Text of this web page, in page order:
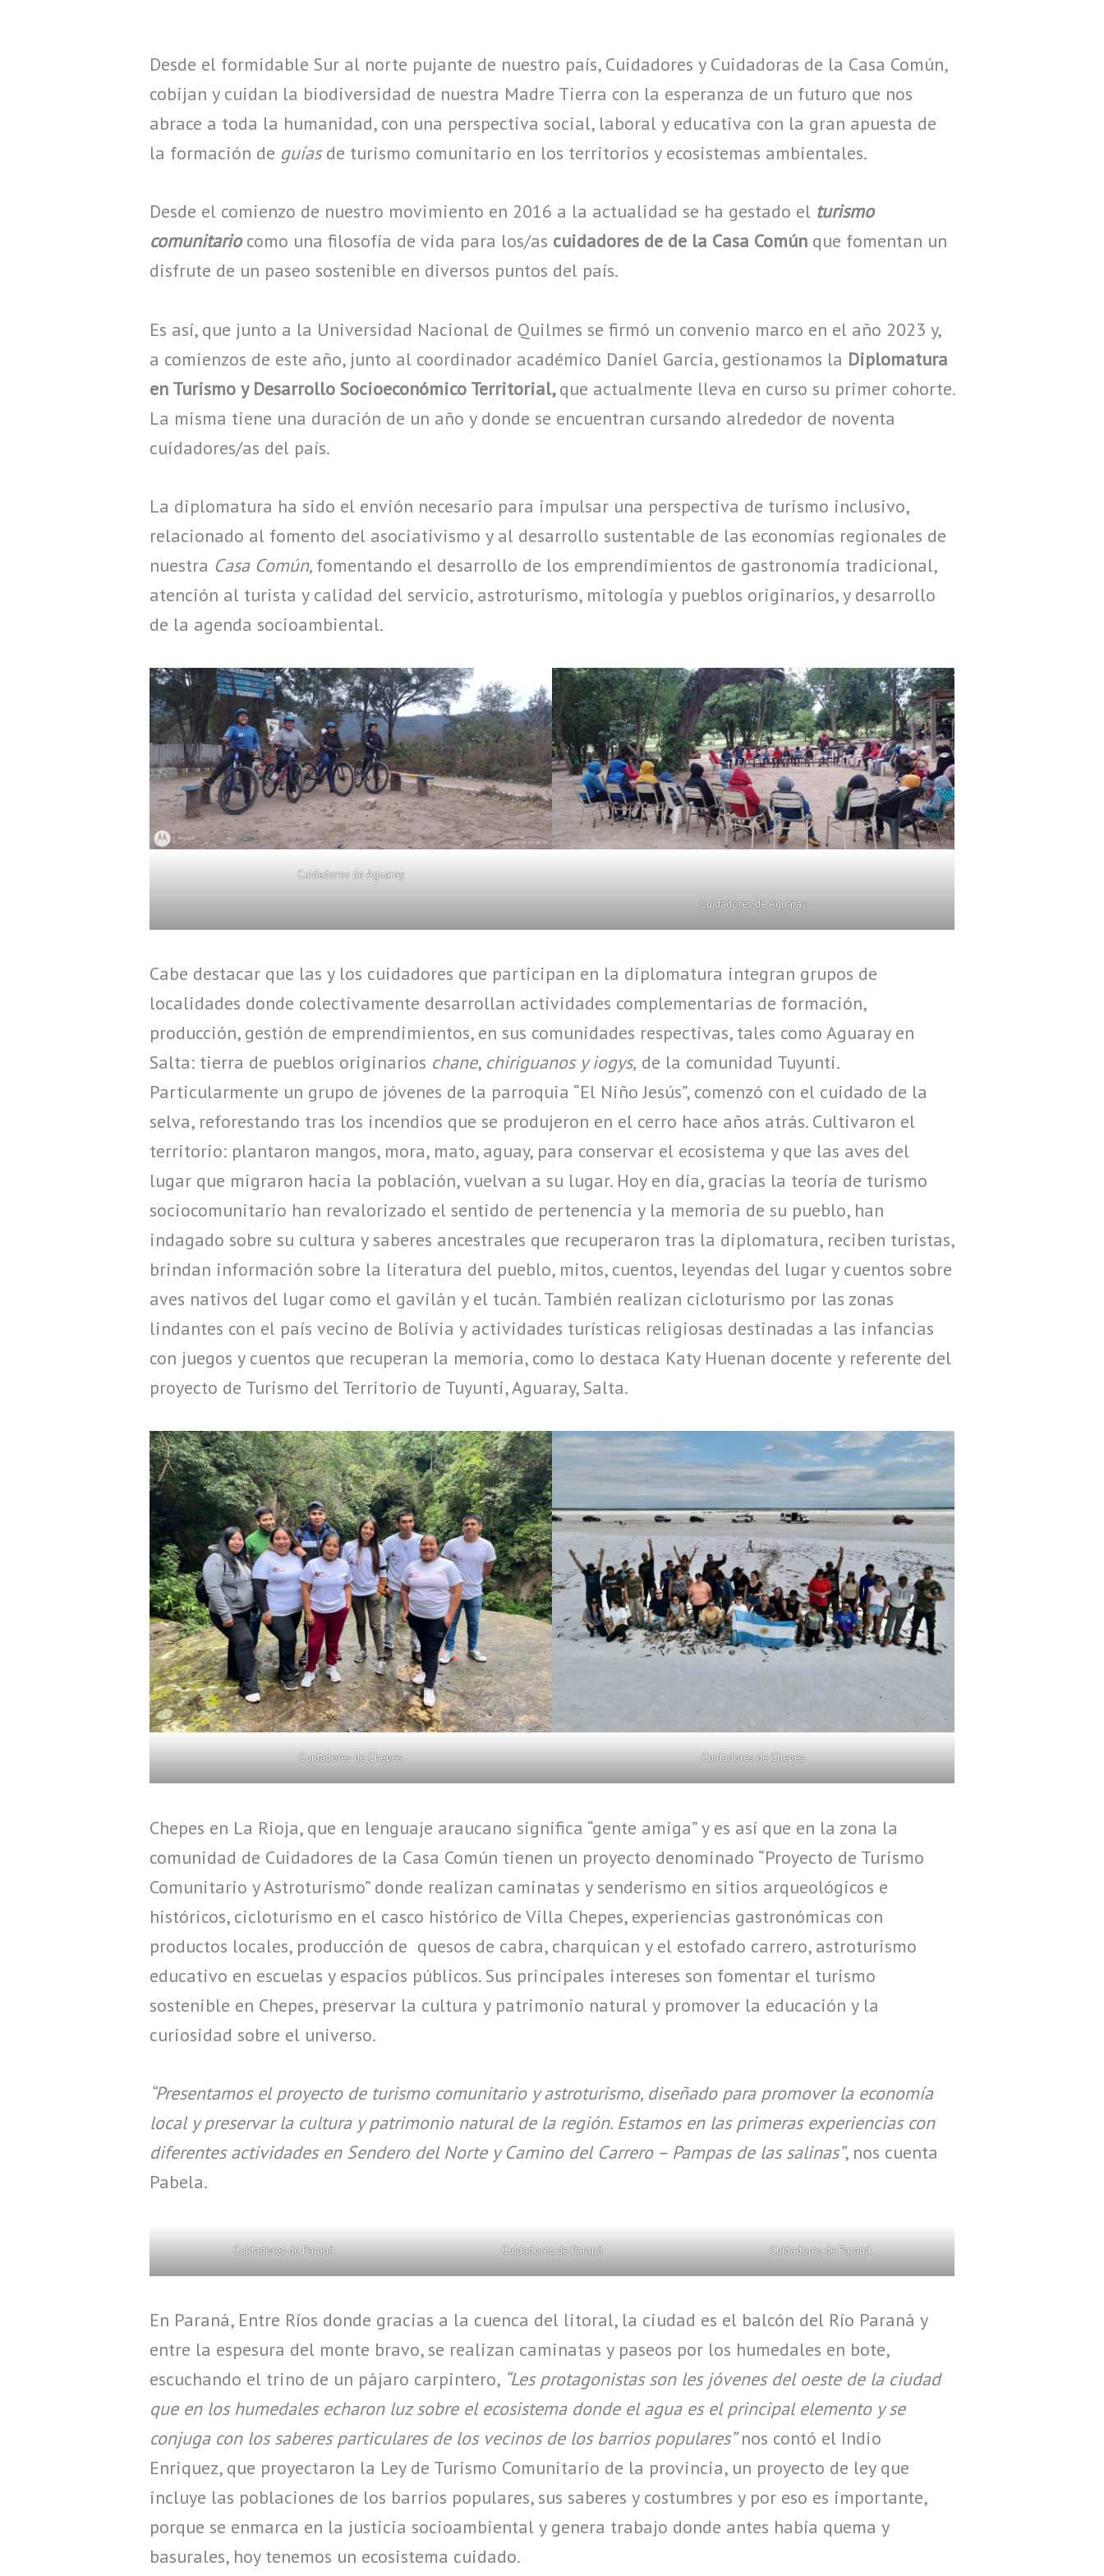
Desde el formidable Sur al norte pujante de nuestro país, Cuidadores y Cuidadoras de la Casa Común,
cobijan y cuidan la biodiversidad de nuestra Madre Tierra con la esperanza de un futuro que nos
abrace a toda la humanidad, con una perspectiva social, laboral y educativa con la gran apuesta de
la formación de guíasde turismo comunitario en los territorios y ecosistemas ambientales.
Desde el comienzo de nuestro movimiento en 2016 a la actualidad se ha gestado el turismo
comunitariocomo una filosofía de vida para los/as cuidadores de de la Casa Común que fomentan un
disfrute de un paseo sostenible en diversos puntos del país.
Es así, que junto a la Universidad Nacional de Quilmes se firmó un convenio marco en el año 2023 y,
a comienzos de este año, junto al coordinador académico Daniel Garcia, gestionamos la Diplomatura
en Turismo y Desarrollo Socioeconómico Territorial,que actualmente lleva en curso su primer cohorte.
La misma tiene una duración de un año y donde se encuentran cursando alrededor de noventa
cuidadores/as del país.
La diplomatura ha sido el envión necesario para impulsar una perspectiva de turismo inclusivo,
relacionado al fomento del asociativismo y al desarrollo sustentable de las economías regionales de
nuestra Casa Común, fomentando el desarrollo de los emprendimientos de gastronomía tradicional,
atención al turista y calidad del servicio, astroturismo, mitología y pueblos originarios, y desarrollo
de la agenda socioambiental.
Cuidadores de Aguaray
Cuidadores de Aguaray
Cabe destacar que las y los cuidadores que participan en la diplomatura integran grupos de
localidades donde colectivamente desarrollan actividades complementarias de formación,
producción, gestión de emprendimientos, en sus comunidades respectivas, tales como Aguaray en
Salta: tierra de pueblos originarios chane, chiriguanos y iogys, de la comunidad Tuyunti.
Particularmente un grupo de jóvenes de la parroquia “El Niño Jesús”, comenzó con el cuidado de la
selva, reforestando tras los incendios que se produjeron en el cerro hace años atrás. Cultivaron el
territorio: plantaron mangos, mora, mato, aguay, para conservar el ecosistema y que las aves del
lugar que migraron hacia la población, vuelvan a su lugar. Hoy en día, gracias la teoría de turismo
sociocomunitario han revalorizado el sentido de pertenencia y la memoria de su pueblo, han
indagado sobre su cultura y saberes ancestrales que recuperaron tras la diplomatura, reciben turistas,
brindan información sobre la literatura del pueblo, mitos, cuentos, leyendas del lugar y cuentos sobre
aves nativos del lugar como el gavilán y el tucán. También realizan cicloturismo por las zonas
lindantes con el país vecino de Bolivia y actividades turísticas religiosas destinadas a las infancias
con juegos y cuentos que recuperan la memoria, como lo destaca Katy Huenan docente y referente del
proyecto de Turismo del Territorio de Tuyunti, Aguaray, Salta.
Cuidadores de Chepes Cuidadores de Chepes
Chepes en La Rioja, que en lenguaje araucano significa “gente amiga” y es así que en la zona la
comunidad de Cuidadores de la Casa Común tienen un proyecto denominado “Proyecto de Turismo
Comunitario y Astroturismo” donde realizan caminatas y senderismo en sitios arqueológicos e
históricos, cicloturismo en el casco histórico de Villa Chepes, experiencias gastronómicas con
productos locales, producción de quesos de cabra, charquican y el estofado carrero, astroturismo
educativo en escuelas y espacios públicos. Sus principales intereses son fomentar el turismo
sostenible en Chepes, preservar la cultura y patrimonio natural y promover la educación y la
curiosidad sobre el universo.
“Presentamos el proyecto de turismo comunitario y astroturismo, diseñado para promover la economía
local y preservar la cultura y patrimonio natural de la región. Estamos en las primeras experiencias con
diferentes actividades en Sendero del Norte y Camino del Carrero – Pampas de las salinas”, nos cuenta
Pabela.
Cuidadores de Paraná Cuidadores de Paraná Cuidadores de Paraná
En Paraná, Entre Ríos donde gracias a la cuenca del litoral, la ciudad es el balcón del Río Paraná y
entre la espesura del monte bravo, se realizan caminatas y paseos por los humedales en bote,
escuchando el trino de un pájaro carpintero, “Les protagonistas son les jóvenes del oeste de la ciudad
que en los humedales echaron luz sobre el ecosistema donde el agua es el principal elemento y se
conjuga con los saberes particulares de los vecinos de los barrios populares”nos contó el Indio
Enriquez, que proyectaron la Ley de Turismo Comunitario de la provincia, un proyecto de ley que
incluye las poblaciones de los barrios populares, sus saberes y costumbres y por eso es importante,
porque se enmarca en la justicia socioambiental y genera trabajo donde antes había quema y
basurales, hoy tenemos un ecosistema cuidado.